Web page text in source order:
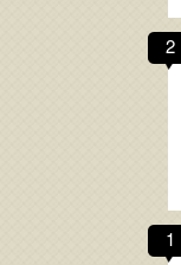
2
1